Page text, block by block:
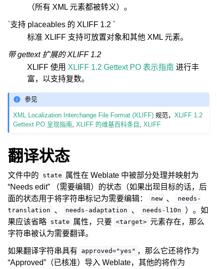
navigation of 支持的文件格式
（所有 XML 元素都被转义）。
`支持 placeables 的 XLIFF 1.2 `
标准 XLIFF 支持可放置对象和其他 XML 元素。
带 gettext 扩展的 XLIFF 1.2
XLIFF 使用 XLIFF 1.2 Gettext PO 表示指南 进行丰
富，以支持复数。
参见
XML Localization Interchange File Format (XLIFF) 规范，XLIFF 1.2
Gettext PO 呈现指南 ,XLIFF 的维基百科条目 ,XLIFF
翻译状态
文件中的 state 属性在 Weblate 中被部分处理并映射为
“Needs edit” （需要编辑）的状态（如果出现目标的话，后
面的状态用于将字符串标记为需要编辑：
new 、
needs-
translation
、 needs-adaptation 、 needs-l10n
）。如
果应该省略 state 属性，只要 <target> 元素存在，那么
字符串被认为需要翻译。
如果翻译字符串具有 approved="yes" ，那么它还将作为
“Approved”（已核准）导入 Weblate，其他的将作为